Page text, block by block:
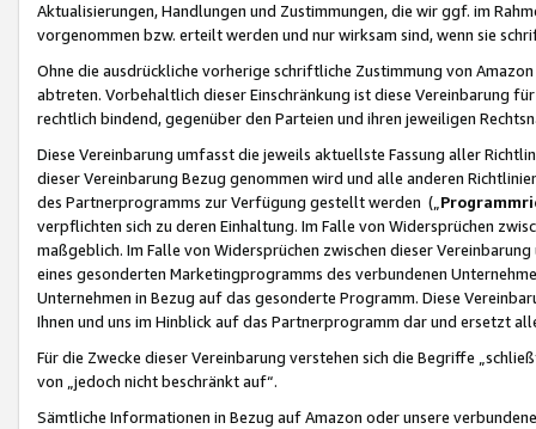
Aktualisierungen, Handlungen und Zustimmungen, die wir ggf. im
vorgenommen bzw. erteilt werden und nur wirksam sind, wenn sie
Ohne die ausdrückliche vorherige schriftliche Zustimmung von
abtreten. Vorbehaltlich dieser Einschränkung ist diese Vereinbarung
rechtlich bindend, gegenüber den Parteien und ihren jeweiligen
Diese Vereinbarung umfasst die jeweils aktuellste Fassung aller
dieser Vereinbarung Bezug genommen wird und alle anderen
des Partnerprogramms zur Verfügung gestellt werden („
verpflichten sich zu deren Einhaltung. Im Falle von Widersprüchen
maßgeblich. Im Falle von Widersprüchen zwischen dieser
eines gesonderten Marketingprogramms des verbundenen
Unternehmen in Bezug auf das gesonderte Programm. Diese
Ihnen und uns im Hinblick auf das Partnerprogramm dar und ersetzt
Für die Zwecke dieser Vereinbarung verstehen sich die Begriffe
von „jedoch nicht beschränkt auf“.
Sämtliche Informationen in Bezug auf Amazon oder unsere